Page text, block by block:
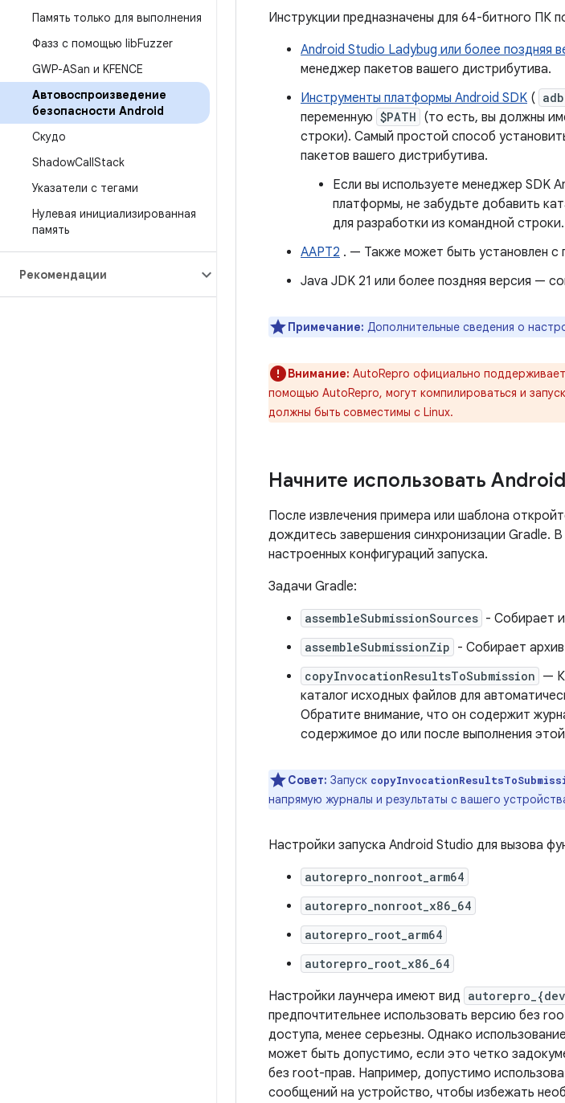
Память только для выполнения
Фазз с помощью libFuzzer
GWP-ASan и KFENCE
Автовоспроизведение
безопасности Android
Скудо
ShadowCallStack
Указатели с тегами
Нулевая инициализированная
память
Рекомендации
Инструкции предназначены для 64-битного ПК
Android Studio Ladybug или более поздняя
менеджер пакетов вашего дистрибутива.
Инструменты платформы Android SDK ( adb
переменную $PATH (то есть, вы должны
строки). Самый простой способ
пакетов вашего дистрибутива.
Если вы используете менеджер SDK
платформы, не забудьте добавить
для разработки из командной строки.
AAPT2 . — Также может быть установлен
Java JDK 21 или более поздняя версия —
Примечание: Дополнительные сведения о
Внимание: AutoRepro официально
помощью AutoRepro, могут компилироваться и
должны быть совместимы с Linux.
Начните использовать
После извлечения примера или шаблона
дождитесь завершения синхронизации Gradle.
настроенных конфигураций запуска.
Задачи Gradle:
assembleSubmissionSources - Собирает
assembleSubmissionZip - Собирает
copyInvocationResultsToSubmission —
каталог исходных файлов для
Обратите внимание, что он содержит
содержимое до или после выполнения
Совет: Запуск
напрямую журналы и результаты с вашего
Настройки запуска Android Studio для вызова
autorepro_nonroot_arm64
autorepro_nonroot_x86_64
autorepro_root_arm64
autorepro_root_x86_64
Настройки лаунчера имеют вид
предпочтительнее использовать версию без
доступа, менее серьезны. Однако
может быть допустимо, если это четко
без root-прав. Например, допустимо
сообщений на устройство, чтобы избежать